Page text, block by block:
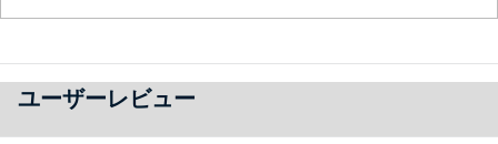
ユーザーレビュー